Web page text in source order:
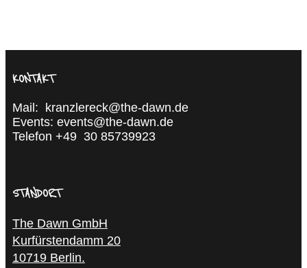
KONTAKT
Mail:
kranzlereck@the-dawn.de
Events: events@the-dawn.de
Telefon +49 30 85739923
STANDORT
The Dawn GmbH
Kurfürstendamm 20
10719 Berlin.